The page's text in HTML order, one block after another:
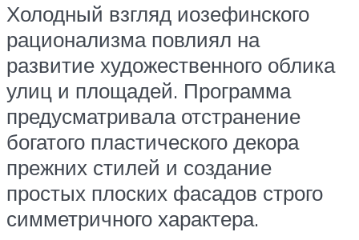
Холодный взгляд иозефинского
рационализма повлиял на
развитие художественного облика
улиц и площадей. Программа
предусматривала отстранение
богатого пластического декора
прежних стилей и создание
простых плоских фасадов строго
симметричного характера.